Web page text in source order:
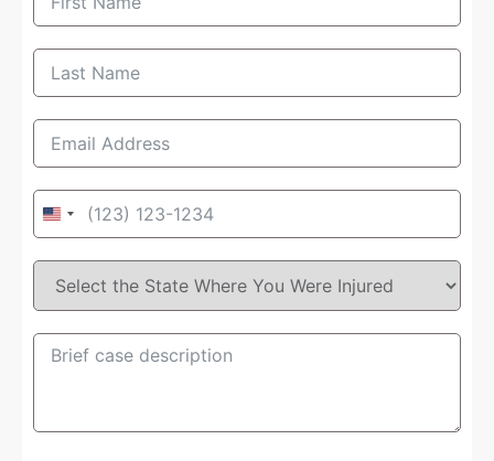
United
+1